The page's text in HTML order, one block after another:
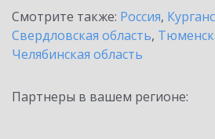
Смотрите также: Россия,
Свердловская область,
Челябинская область
Партнеры в вашем регионе: